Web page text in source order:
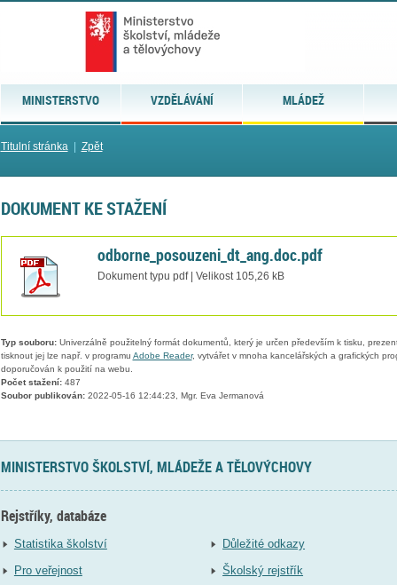
MINISTERSTVO VZDĚLÁVÁNÍ MLÁDEŽ
Titulní stránka| Zpět
DOKUMENT KE STAŽENÍ
odborne_posouzeni_dt_ang.doc.pdf
Dokument typu pdf | Velikost 105,26 kB
Typ souboru:Univerzálně použitelný formát dokumentů, který je určen především k tisku,
tisknout jej lze např. v programu Adobe Reader, vytvářet v mnoha kancelářských a grafických
doporučován k použití na webu.
Počet stažení:487
Soubor publikován:2022-05-16 12:44:23, Mgr. Eva Jermanová
MINISTERSTVO ŠKOLSTVÍ, MLÁDEŽE A TĚLOVÝCHOVY
Rejstříky, databáze
Statistika školství
Pro veřejnost
Důležité odkazy
Školský rejstřík